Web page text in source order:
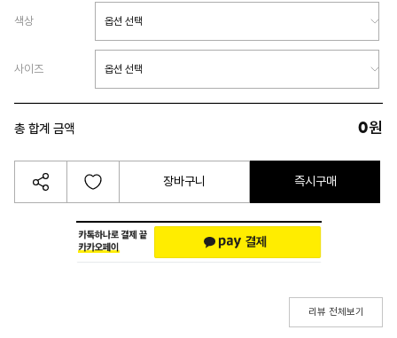
색상
사이즈
총 합계 금액 0원
장바구니 즉시구매
리뷰 전체보기